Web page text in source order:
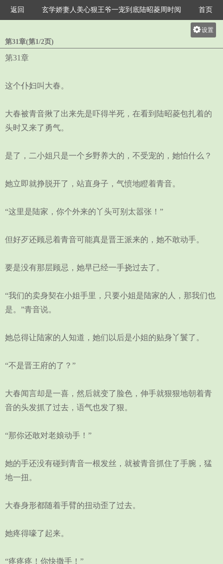
返回 玄学娇妻人美心狠王爷一宠到底陆昭菱周时阅 首页
设置
第31章(第1/2页)
第31章
这个仆妇叫大春。
大春被青音揪了出来先是吓得半死，在看到陆昭菱包扎着的
头时又来了勇气。
是了，二小姐只是一个乡野养大的，不受宠的，她怕什么？
她立即就挣脱开了，站直身子，气愤地瞪着青音。
“这里是陆家，你个外来的丫头可别太嚣张！”
但好歹还顾忌着青音可能真是晋王派来的，她不敢动手。
要是没有那层顾忌，她早已经一手挠过去了。
“我们的卖身契在小姐手里，只要小姐是陆家的人，那我们也
是。”青音说。
她总得让陆家的人知道，她们以后是小姐的贴身丫鬟了。
“不是晋王府的了？”
大春闻言却是一喜，然后就变了脸色，伸手就狠狠地朝着青
音的头发抓了过去，语气也发了狠。
“那你还敢对老娘动手！”
她的手还没有碰到青音一根发丝，就被青音抓住了手腕，猛
地一扭。
大春身形都随着手臂的扭动歪了过去。
她疼得嚎了起来。
“疼疼疼！你快撒手！”